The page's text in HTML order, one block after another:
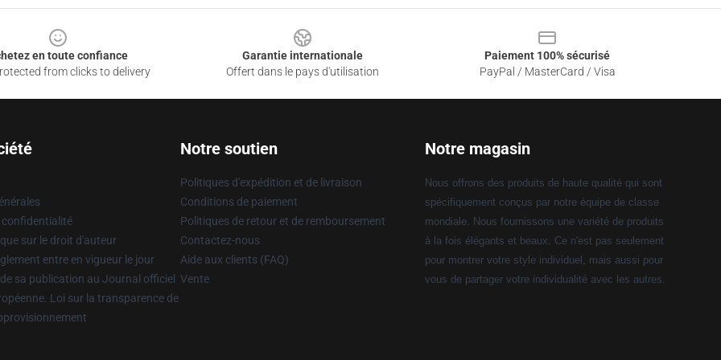
en toute confiance
from clicks to delivery
Garantie internationale
Offert dans le pays d'utilisation
Paiement 100% sécurisé
PayPal / MasterCard / Visa
confidentialité
sur le droit d'auteur
entre en vigueur le jour
sa publication au Journal officiel
Loi sur la transparence de
Notre soutien
Politiques d'expédition et de livraison
Conditions de paiement
Politiques de retour et de remboursement
Contactez-nous
Aide aux clients (FAQ)
Vente
Notre magasin
Nous offrons des produits de haute qualité qui sont
spécifiquement conçus par notre équipe de classe
mondiale. Nous fournissons une variété de produits
à la fois élégants et beaux. Ce n'est pas seulement
pour montrer votre style individuel, mais aussi pour
vous de partager votre individualité avec les autres.